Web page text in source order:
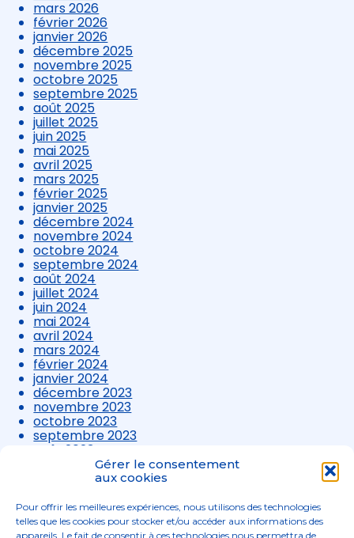
Gérer le consentement
aux cookies
Pour offrir les meilleures expériences, nous utilisons des technologies
telles que les cookies pour stocker et/ou accéder aux informations des
appareils. Le fait de consentir à ces technologies nous permettra de
mars 2026
février 2026
janvier 2026
décembre 2025
novembre 2025
octobre 2025
septembre 2025
août 2025
juillet 2025
juin 2025
mai 2025
avril 2025
mars 2025
février 2025
janvier 2025
décembre 2024
novembre 2024
octobre 2024
septembre 2024
août 2024
juillet 2024
juin 2024
mai 2024
avril 2024
mars 2024
février 2024
janvier 2024
décembre 2023
novembre 2023
octobre 2023
septembre 2023
août 2023
juillet 2023
avril 2023
mars 2023